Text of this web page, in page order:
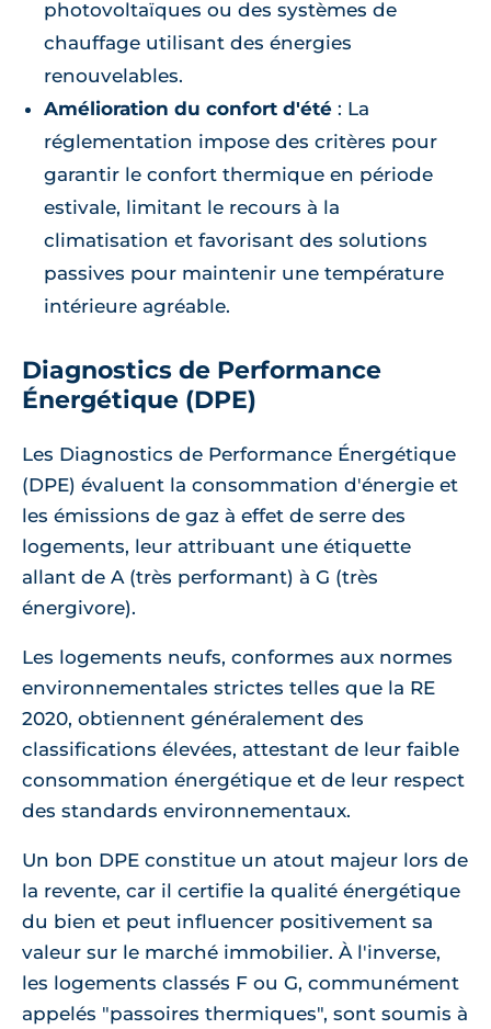
photovoltaïques ou des systèmes de
chauffage utilisant des énergies
renouvelables.
Amélioration du confort d'été : La
réglementation impose des critères pour
garantir le confort thermique en période
estivale, limitant le recours à la
climatisation et favorisant des solutions
passives pour maintenir une température
intérieure agréable.
Diagnostics de Performance
Énergétique (DPE)
Les Diagnostics de Performance Énergétique
(DPE) évaluent la consommation d'énergie et
les émissions de gaz à effet de serre des
logements, leur attribuant une étiquette
allant de A (très performant) à G (très
énergivore).
Les logements neufs, conformes aux normes
environnementales strictes telles que la RE
2020, obtiennent généralement des
classifications élevées, attestant de leur faible
consommation énergétique et de leur respect
des standards environnementaux.
Un bon DPE constitue un atout majeur lors de
la revente, car il certifie la qualité énergétique
du bien et peut influencer positivement sa
valeur sur le marché immobilier. À l'inverse,
les logements classés F ou G, communément
appelés "passoires thermiques", sont soumis à